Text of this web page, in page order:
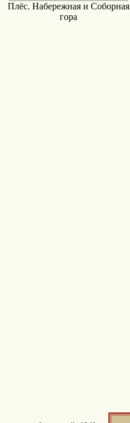
Плёс. Набережная и Соборная
гора